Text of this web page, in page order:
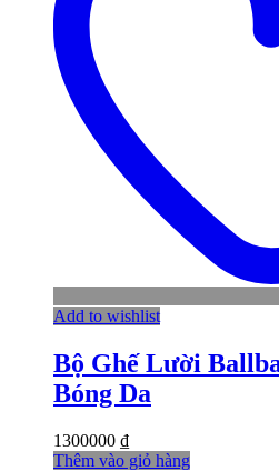
Add to wishlist
Bộ Ghế Lười
Bóng Da
1300000 ₫
Thêm vào giỏ hàng